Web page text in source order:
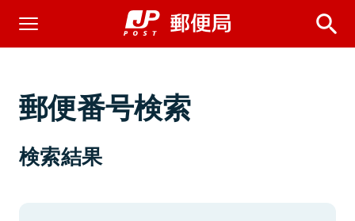
郵便番号検索
検索結果